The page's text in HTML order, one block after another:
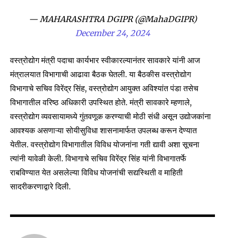
SUBSCRIBERS and be part of the
conversation.
or click the subscribe button below. Don't worry, we respect
your privacy and won't spam your inbox. Your information is
safe with us.
SUBSCRIBE
I've read and accept thePrivacy Policy.
6,300 32,111 75
— MAHARASHTRA DGIPR (@MahaDGIPR)
December 24, 2024
वस्त्रोद्योग मंत्री पदाचा कार्यभार स्वीकारल्यानंतर सावकारे यांनी आज
मंत्रालयात विभागाची आढावा बैठक घेतली. या बैठकीस वस्त्रोद्योग
विभागाचे सचिव विरेंद्र सिंह, वस्त्रोद्योग आयुक्त अविश्यांत पंडा तसेच
विभागातील वरिष्ठ अधिकारी उपस्थित होते. मंत्री सावकारे म्हणाले,
वस्त्रोद्योग व्यवसायामध्ये गुंतवणूक करण्याची मोठी संधी असून उद्योजकांना
आवश्यक असणाऱ्या सोयीसुविधा शासनामार्फत उपलब्ध करून देण्यात
येतील. वस्त्रोद्योग विभागातील विविध योजनांना गती द्यावी अशा सूचना
त्यांनी यावेळी केली. विभागाचे सचिव विरेंद्र सिंह यांनी विभागातर्फे
राबविण्यात येत असलेल्या विविध योजनांची सद्यस्थिती व माहिती
सादरीकरणाद्वारे दिली.